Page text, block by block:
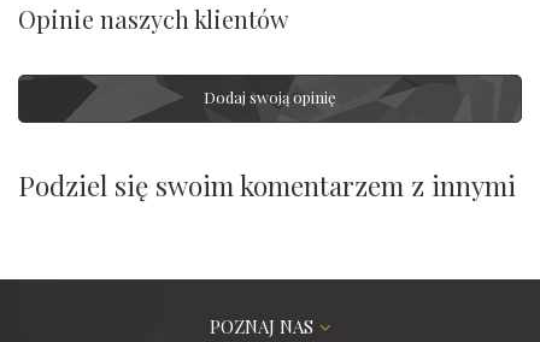
Opinie naszych klientów
Dodaj swoją opinię
Podziel się swoim komentarzem z innymi
POZNAJ NAS